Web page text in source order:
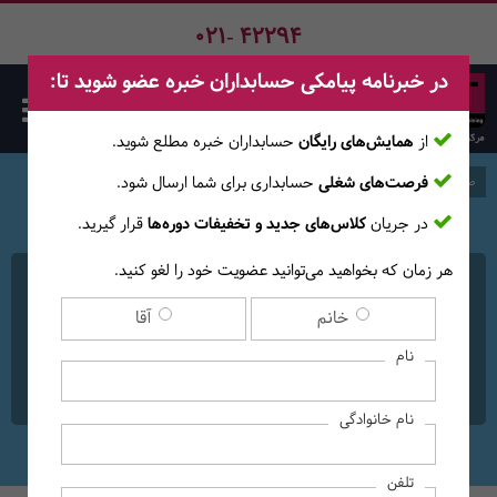
021- 42294
دوره آنلاین بازرسی دفاتر
(حسابرسی بیمه) و ضوابط
بیمه پیمانکاری
صفحه اصلی دوره‌ها
در خبرنامه پیامکی حسابداران خبره عضو شوید تا:
از همایش‌های رایگان حسابداران خبره مطلع ‎شوید.
فرصت‌های شغلی حسابداری برای شما ارسال شود.
در جریانکلاس‌های جدید و تخفیفات دوره‌هاقرار گیرید.
هر زمان که بخواهید می‌توانید عضویت خود را لغو کنید.
خانم آقا
نام
نام خانوادگی
تلفن